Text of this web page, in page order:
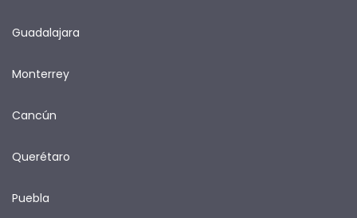
Guadalajara
Monterrey
Cancún
Querétaro
Puebla